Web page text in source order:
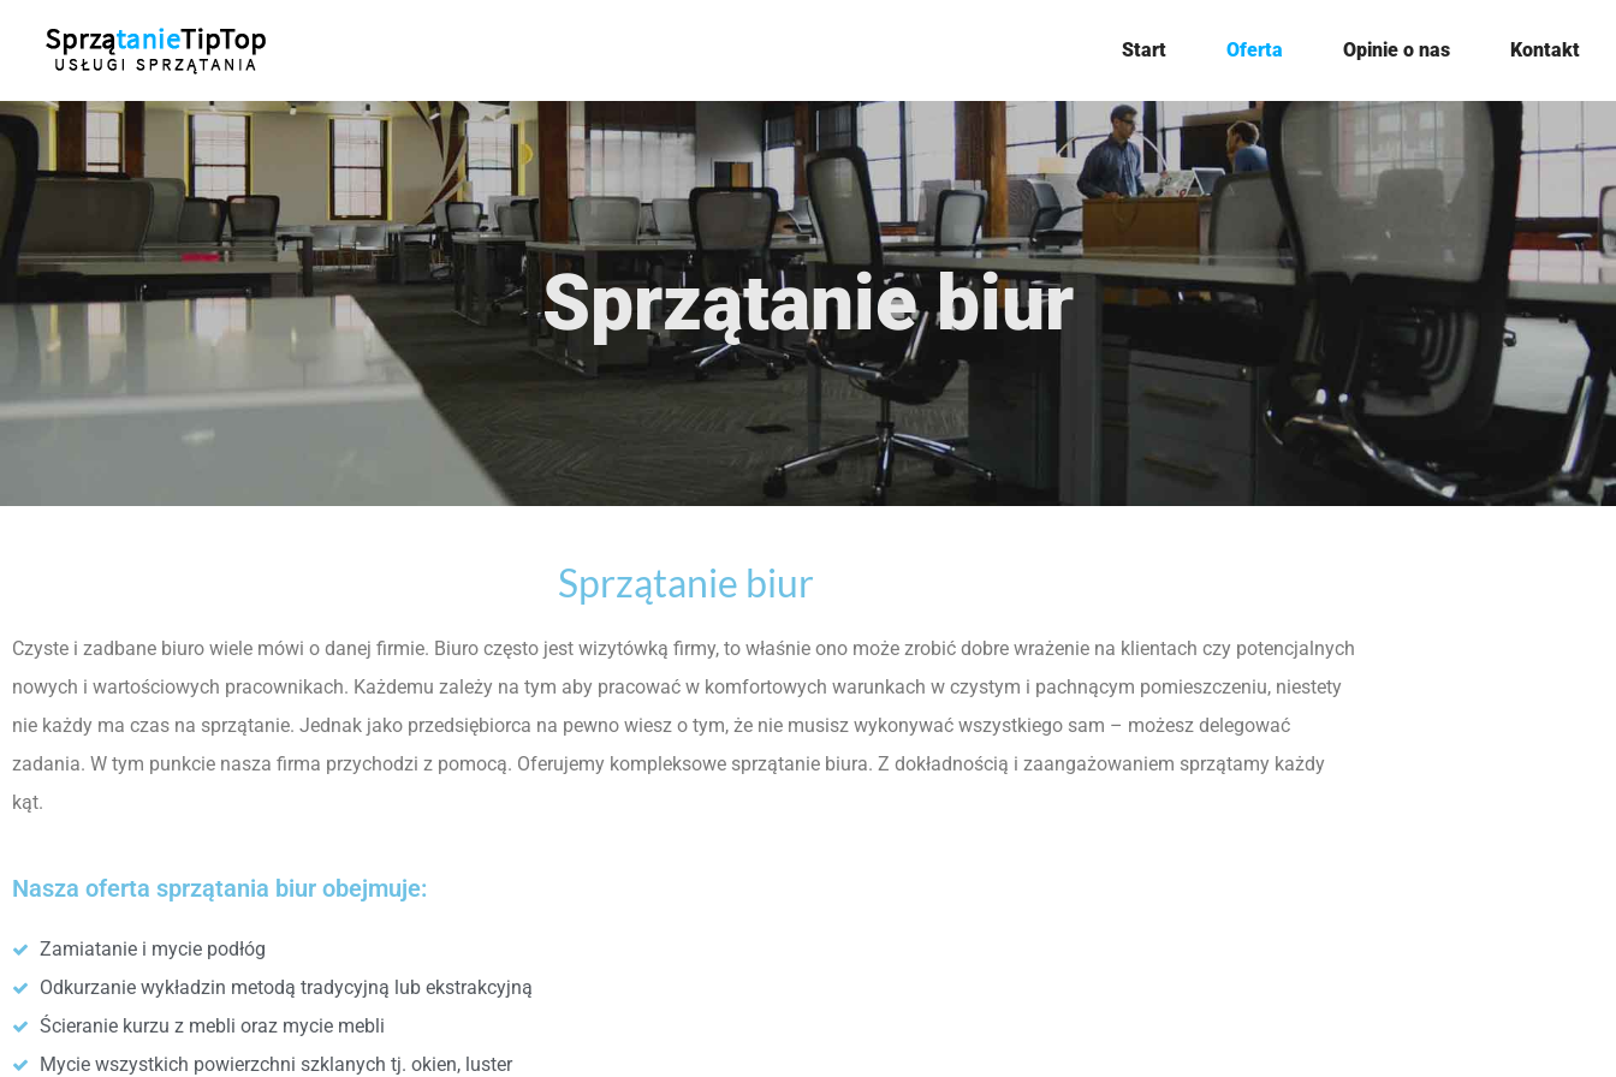
Start Oferta Opinie o nas Kontakt
Sprzątanie biur
Sprzątanie biur
Czyste i zadbane biuro wiele mówi o danej firmie. Biuro często jest wizytówką firmy, to właśnie ono może zrobić dobre wrażenie na klientach czy potencjalnych
nowych i wartościowych pracownikach. Każdemu zależy na tym aby pracować w komfortowych warunkach w czystym i pachnącym pomieszczeniu, niestety
nie każdy ma czas na sprzątanie. Jednak jako przedsiębiorca na pewno wiesz o tym, że nie musisz wykonywać wszystkiego sam – możesz delegować
zadania. W tym punkcie nasza firma przychodzi z pomocą. Oferujemy kompleksowe sprzątanie biura. Z dokładnością i zaangażowaniem sprzątamy każdy
kąt.
Nasza oferta sprzątania biur obejmuje:
Zamiatanie i mycie podłóg
Odkurzanie wykładzin metodą tradycyjną lub ekstrakcyjną
Ścieranie kurzu z mebli oraz mycie mebli
Mycie wszystkich powierzchni szklanych tj. okien, luster